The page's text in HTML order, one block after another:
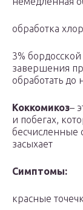
обработка
3%
завершения
обработать до
Коккомикоз–
и побегах,
бесчисленные
засыхает
Симптомы:
красные